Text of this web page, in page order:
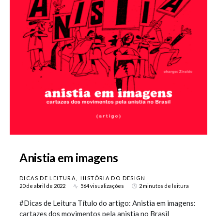
Anistia em imagens
DICAS DE LEITURA
HISTÓRIA DO DESIGN
20 de abril de 2022
564 visualizações 2 minutos de leitura
#Dicas de Leitura Título do artigo: Anistia em imagens:
cartazes dos movimentos pela anistia no Brasil